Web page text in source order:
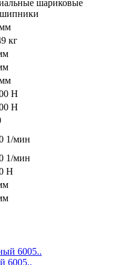
шариковые
кг
Н
Н
1/мин
1/мин
Н
6005..